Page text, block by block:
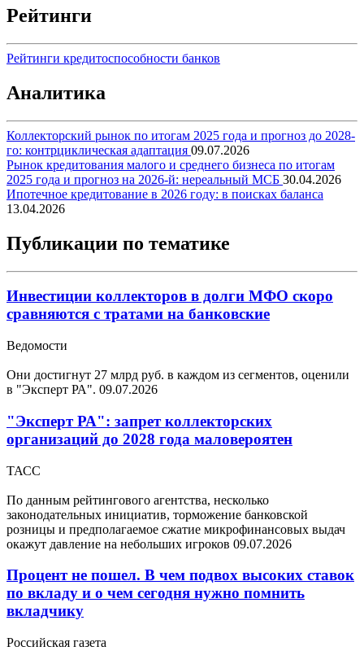
Рейтинги
Рейтинги кредитоспособности банков
Аналитика
Коллекторский рынок по итогам 2025 года и прогноз до 2028-
го: контрциклическая адаптация 09.07.2026
Рынок кредитования малого и среднего бизнеса по итогам
2025 года и прогноз на 2026-й: нереальный МСБ 30.04.2026
Ипотечное кредитование в 2026 году: в поисках баланса
13.04.2026
Публикации по тематике
Инвестиции коллекторов в долги МФО скоро
сравняются с тратами на банковские
Ведомости
Они достигнут 27 млрд руб. в каждом из сегментов, оценили
в "Эксперт РА". 09.07.2026
"Эксперт РА": запрет коллекторских
организаций до 2028 года маловероятен
ТАСС
По данным рейтингового агентства, несколько
законодательных инициатив, торможение банковской
розницы и предполагаемое сжатие микрофинансовых выдач
окажут давление на небольших игроков 09.07.2026
Процент не пошел. В чем подвох высоких ставок
по вкладу и о чем сегодня нужно помнить
вкладчику
Российская газета